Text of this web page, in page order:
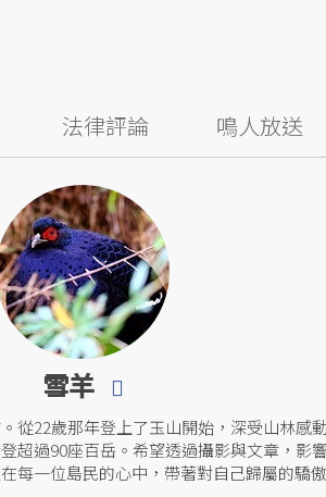
法律評論 鳴人放送
雪羊
從22歲那年登上了玉山開始，深受山林感
超過90座百岳。希望透過攝影與文章，影
每一位島民的心中，帶著對自己歸屬的驕